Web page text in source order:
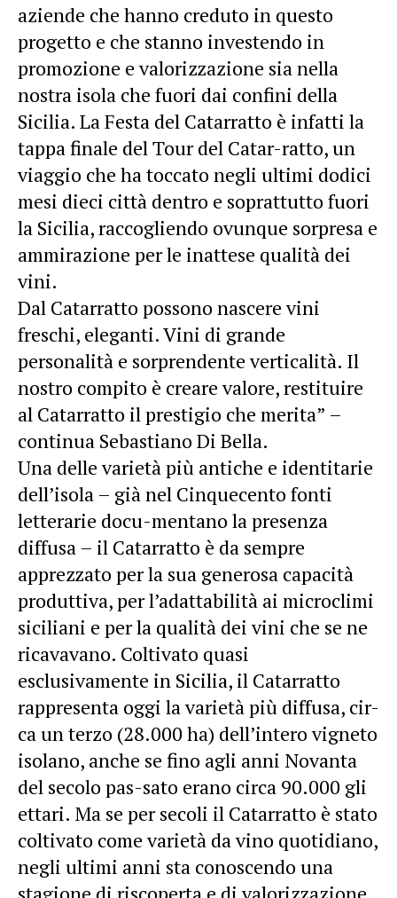
aziende che hanno creduto in questo
progetto e che stanno investendo in
promozione e valorizzazione sia nella
nostra isola che fuori dai confini della
Sicilia. La Festa del Catarratto è infatti la
tappa finale del Tour del Catar-ratto, un
viaggio che ha toccato negli ultimi dodici
mesi dieci città dentro e soprattutto fuori
la Sicilia, raccogliendo ovunque sorpresa e
ammirazione per le inattese qualità dei
vini.
Dal Catarratto possono nascere vini
freschi, eleganti. Vini di grande
personalità e sorprendente verticalità. Il
nostro compito è creare valore, restituire
al Catarratto il prestigio che merita” –
continua Sebastiano Di Bella.
Una delle varietà più antiche e identitarie
dell’isola – già nel Cinquecento fonti
letterarie docu-mentano la presenza
diffusa – il Catarratto è da sempre
apprezzato per la sua generosa capacità
produttiva, per l’adattabilità ai microclimi
siciliani e per la qualità dei vini che se ne
ricavavano. Coltivato quasi
esclusivamente in Sicilia, il Catarratto
rappresenta oggi la varietà più diffusa, cir-
ca un terzo (28.000 ha) dell’intero vigneto
isolano, anche se fino agli anni Novanta
del secolo pas-sato erano circa 90.000 gli
ettari. Ma se per secoli il Catarratto è stato
coltivato come varietà da vino quotidiano,
negli ultimi anni sta conoscendo una